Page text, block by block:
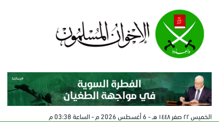
الخميس ٢٢ صفر ١٤٤٨ هـ - 6 أغسطس 2026 م - الساعة 03:38 م